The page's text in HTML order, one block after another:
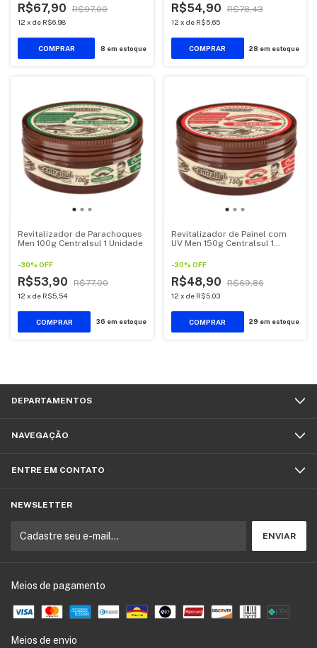
R$67,90 R$97,00
12 x de R$6,98
8 em estoque
R$54,90 R$78,43
12 x de R$5,65
28 em estoque
Revitalizador de Parachoques
Men 100g Centralsul 1 Unidade
-30% OFF
R$53,90 R$77,00
12 x de R$5,54
36 em estoque
Revitalizador de Painel com
UV Men 150g Centralsul 1
-30% OFF
R$48,90 R$69,86
12 x de R$5,03
29 em estoque
DEPARTAMENTOS
NAVEGAÇÃO
ENTRE EM CONTATO
NEWSLETTER
Meios de pagamento
Meios de envio